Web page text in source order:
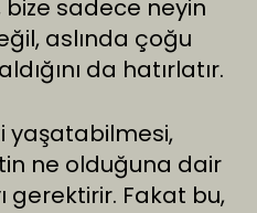
bize sadece neyin
aslında çoğu
da hatırlatır.
yaşatabilmesi,
ne olduğuna dair
gerektirir. Fakat bu,